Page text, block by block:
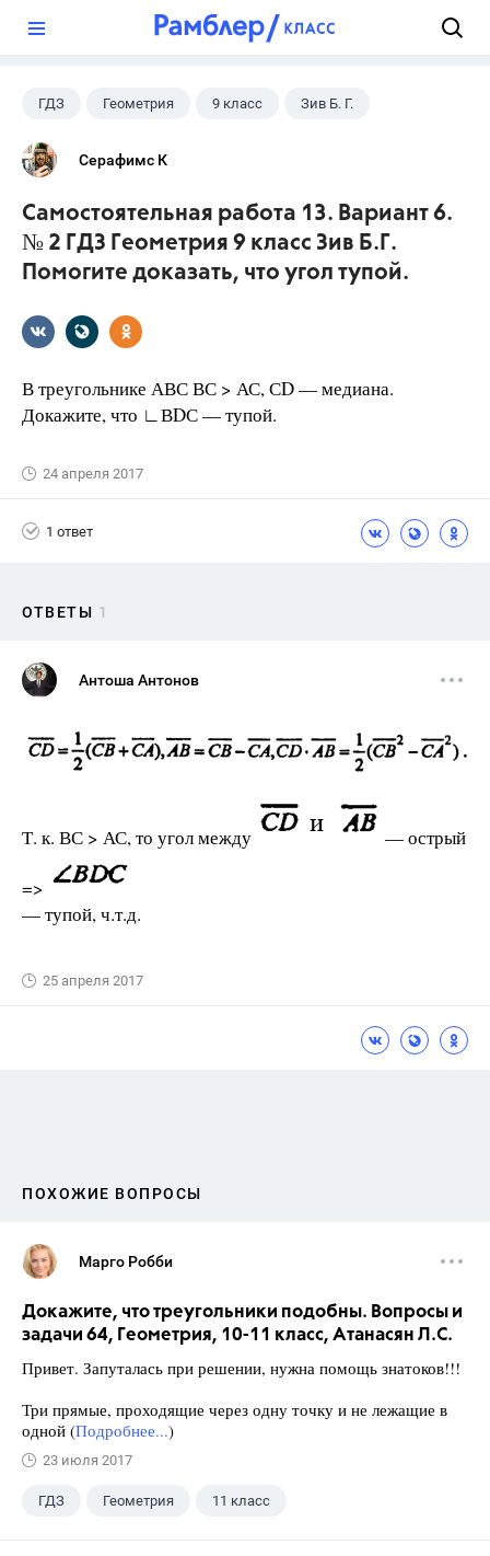
ГДЗ Геометрия 9 класс Зив Б. Г.
Серафимс К
Самостоятельная работа 13. Вариант 6.
№ 2 ГДЗ Геометрия 9 класс Зив Б.Г.
Помогите доказать, что угол тупой.
В треугольнике АВС ВС > АС, СD — медиана.
Докажите, что ∟ВDС — тупой.
24 апреля 2017
1 ответ
ОТВЕТЫ 1
Антоша Антонов
Т. к. ВС > АС, то угол между
— острый
=>
— тупой, ч.т.д.
25 апреля 2017
ПОХОЖИЕ ВОПРОСЫ
Марго Робби
Докажите, что треугольники подобны. Вопросы и
задачи 64, Геометрия, 10-11 класс, Атанасян Л.С.
Привет. Запуталась при решении, нужна помощь знатоков!!!
Три прямые, проходящие через одну точку и не лежащие в
одной (Подробнее...)
23 июля 2017
ГДЗ Геометрия 11 класс